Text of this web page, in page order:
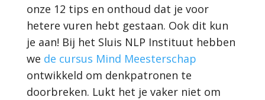
onze 12 tips en onthoud dat je voor
hetere vuren hebt gestaan. Ook dit kun
je aan! Bij het Sluis NLP Instituut hebben
we de cursus Mind Meesterschap
ontwikkeld om denkpatronen te
doorbreken. Lukt het je vaker niet om